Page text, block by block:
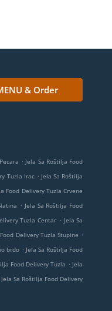
& Order
. Jela Sa Roštilja Food
Tuzla Irac . Jela Sa Roštilja
Food Delivery Tuzla Crvene
. Jela Sa Roštilja Food
Tuzla Centar . Jela Sa
Delivery Tuzla Stupine .
brdo . Jela Sa Roštilja Food
Food Delivery Tuzla . Jela
Jela Sa Roštilja Food Delivery